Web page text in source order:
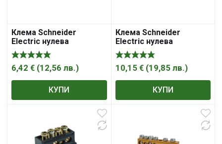
Клема Schneider
Electric нулева
неизолирана 80A, 16
гнезда
6,42 € (12,56 лв.)
КУПИ
Клема Schneider
Electric нулева
неизолирана 80A, 32
гнезда
10,15 € (19,85 лв.)
КУПИ